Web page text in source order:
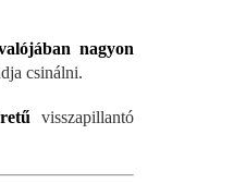
nagyon
csinálni.
visszapillantó